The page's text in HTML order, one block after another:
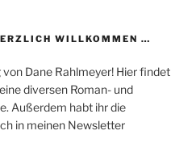
WILLKOMMEN …
Dane Rahlmeyer! Hier findet
diversen Roman- und
Außerdem habt ihr die
in meinen Newsletter